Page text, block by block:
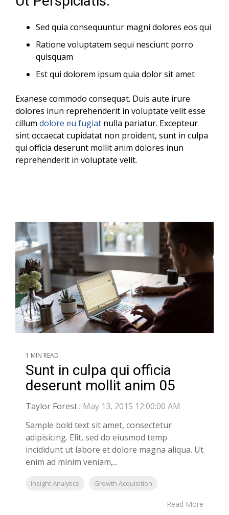
Sed quia consequuntur magni dolores eos qui
Ratione voluptatem sequi nesciunt porro
quisquam
Est qui dolorem ipsum quia dolor sit amet
Exanese commodo consequat. Duis aute irure
dolores inun reprehenderit in voluptate velit esse
cillum dolore eu fugiat nulla pariatur. Excepteur
sint occaecat cupidatat non proident, sunt in culpa
qui officia deserunt mollit anim dolores inun
reprehenderit in voluptate velit.
1 MIN READ
Sunt in culpa qui officia
deserunt mollit anim 05
Taylor Forest: May 13, 2015 12:00:00 AM
Sample bold text sit amet, consectetur
adipisicing. Elit, sed do eiusmod temp
incididunt ut labore et dolore magna aliqua. Ut
enim ad minim veniam,...
Insight Analytics Growth Acquisition
Read More